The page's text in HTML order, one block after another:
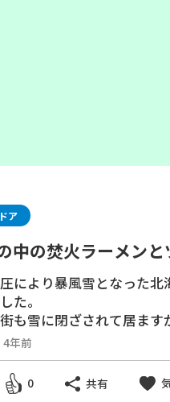
ア
中の焚火ラーメンと
すぎる！
により暴風雪となった北
た。
も雪に閉ざされて居ます
生きたい、ってわけで外
4年前
0 共有